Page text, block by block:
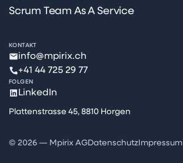
Scrum Team As A Service
KONTAKT
info@mpirix.ch
+41 44 725 29 77
FOLGEN
LinkedIn
© 2026 — Mpirix AGDatenschutzImpressum
Plattenstrasse 45, 8810 Horgen